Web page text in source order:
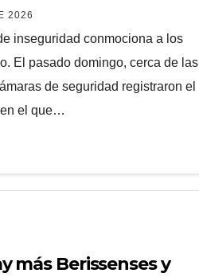
2026
inseguridad conmociona a los
El pasado domingo, cerca de las
de seguridad registraron el
el que…
más Berissenses y